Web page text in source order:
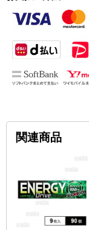
関連商品